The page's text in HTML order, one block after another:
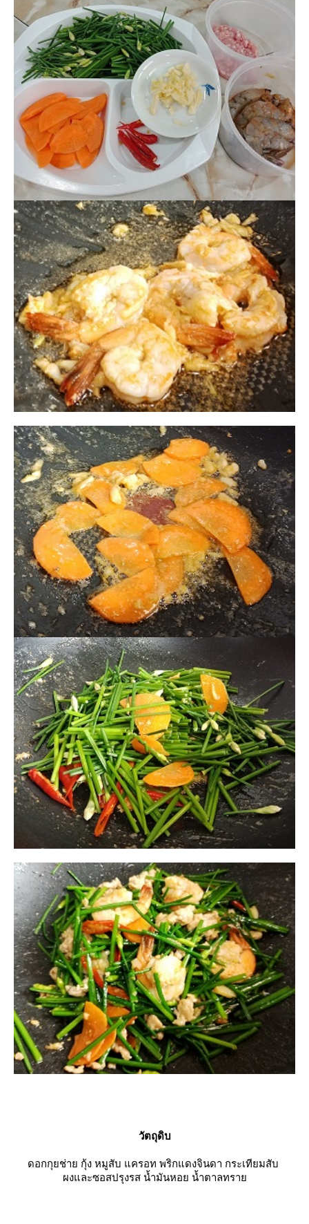
วัตถุดิบ
ดอกกุยช่าย กุ้ง หมูสับ แครอท พริกแดงจินดา กระเทียมสับ
ผงและซอสปรุงรส น้ำมันหอย น้ำตาลทรา